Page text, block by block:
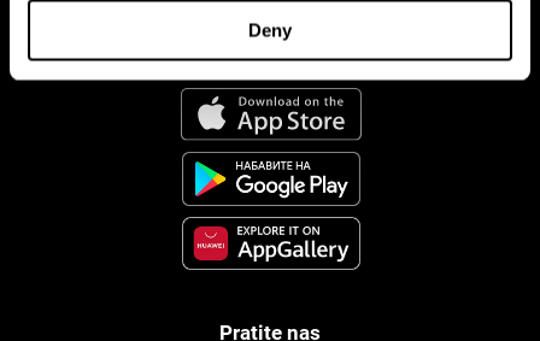
Deny
CogniFit Aplikacija
Pratite nas